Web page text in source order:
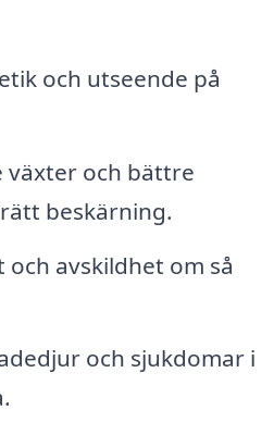
och utseende på
växter och bättre
beskärning.
avskildhet om så
och sjukdomar i